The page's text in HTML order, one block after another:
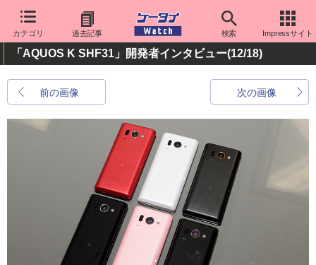
カテゴリ 過去記事 検索 Impressサイト
「AQUOS K SHF31」開発者インタビュー(12/18)
前の画像 次の画像